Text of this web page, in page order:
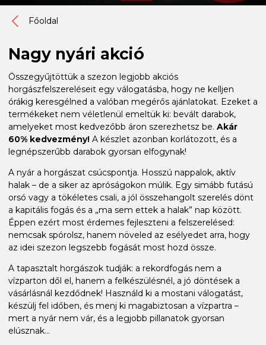
Főoldal
Nagy nyári akció
Összegyűjtöttük a szezon legjobb akciós
horgászfelszereléseit egy válogatásba, hogy ne kelljen
órákig keresgélned a valóban megérős ajánlatokat. Ezeket a
termékeket nem véletlenül emeltük ki: bevált darabok,
amelyeket most kedvezőbb áron szerezhetsz be. Akár
60% kedvezmény! A készlet azonban korlátozott, és a
legnépszerűbb darabok gyorsan elfogynak!
A nyár a horgászat csúcspontja. Hosszú nappalok, aktív
halak – de a siker az apróságokon múlik. Egy simább futású
orsó vagy a tökéletes csali, a jól összehangolt szerelés dönt
a kapitális fogás és a „ma sem ettek a halak” nap között.
Éppen ezért most érdemes fejleszteni a felszerelésed:
nemcsak spórolsz, hanem növeled az esélyedet arra, hogy
az idei szezon legszebb fogását most hozd össze.
A tapasztalt horgászok tudják: a rekordfogás nem a
vízparton dől el, hanem a felkészülésnél, a jó döntések a
vásárlásnál kezdődnek! Használd ki a mostani válogatást,
készülj fel időben, és menj ki magabiztosan a vízpartra –
mert a nyár nem vár, és a legjobb pillanatok gyorsan
elúsznak...